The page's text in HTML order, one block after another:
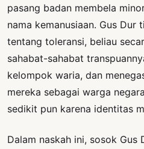
pasang badan membela
nama kemanusiaan. Gus Dur
tentang toleransi, beliau
sahabat-sahabat
kelompok waria, dan
mereka sebagai warga
sedikit pun karena identitas
Dalam naskah ini, sosok Gus